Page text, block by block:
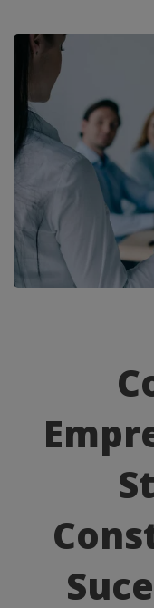
Startups:
Sucesso
Sólido